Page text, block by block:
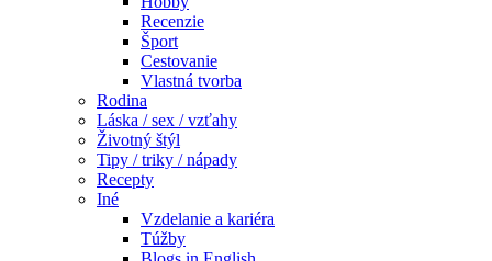
Recenzie
Šport
Cestovanie
Vlastná tvorba
Rodina
Láska / sex / vzťahy
Životný štýl
Tipy / triky / nápady
Recepty
Iné
Vzdelanie a kariéra
Túžby